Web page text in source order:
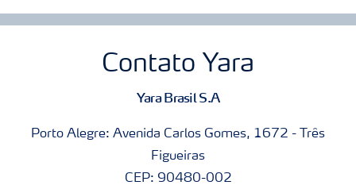
Contato Yara
Yara Brasil S.A
Porto Alegre: Avenida Carlos Gomes, 1672 - Três
Figueiras
CEP: 90480-002